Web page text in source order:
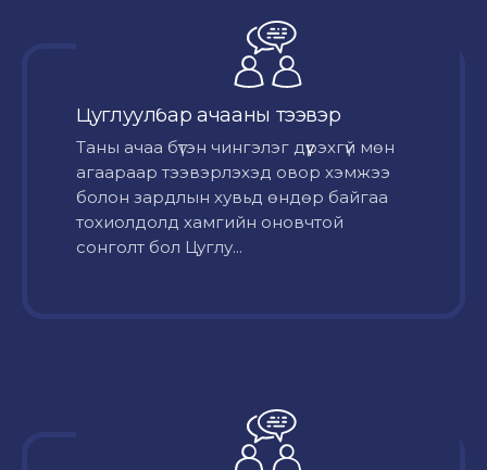
Цуглуулбар ачааны тээвэр
Таны ачаа бүтэн чингэлэг дүүрэхгүй мөн
агаараар тээвэрлэхэд овор хэмжээ
болон зардлын хувьд өндөр байгаа
тохиолдолд хамгийн оновчтой
сонголт бол Цуглу...